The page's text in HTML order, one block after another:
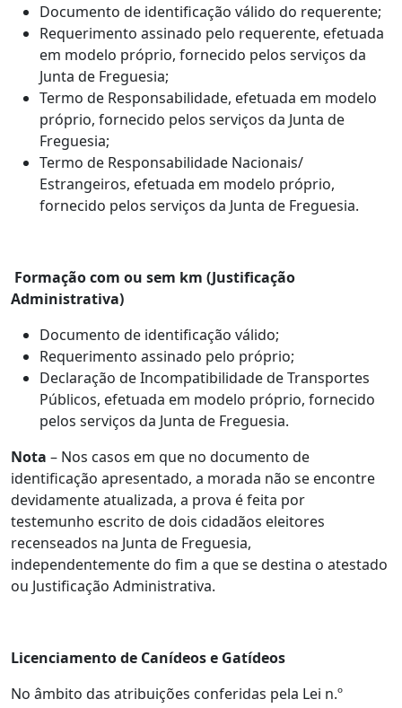
Documento de identificação válido do requerente;
Requerimento assinado pelo requerente, efetuada
em modelo próprio, fornecido pelos serviços da
Junta de Freguesia;
Termo de Responsabilidade, efetuada em modelo
próprio, fornecido pelos serviços da Junta de
Freguesia;
Termo de Responsabilidade Nacionais/
Estrangeiros, efetuada em modelo próprio,
fornecido pelos serviços da Junta de Freguesia.
Formação com ou sem km (Justificação
Administrativa)
Documento de identificação válido;
Requerimento assinado pelo próprio;
Declaração de Incompatibilidade de Transportes
Públicos, efetuada em modelo próprio, fornecido
pelos serviços da Junta de Freguesia.
Nota – Nos casos em que no documento de
identificação apresentado, a morada não se encontre
devidamente atualizada, a prova é feita por
testemunho escrito de dois cidadãos eleitores
recenseados na Junta de Freguesia,
independentemente do fim a que se destina o atestado
ou Justificação Administrativa.
Licenciamento de Canídeos e Gatídeos
No âmbito das atribuições conferidas pela Lei n.º